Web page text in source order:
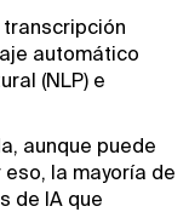
automático
(NLP) e
aunque puede
la mayoría de
de IA que